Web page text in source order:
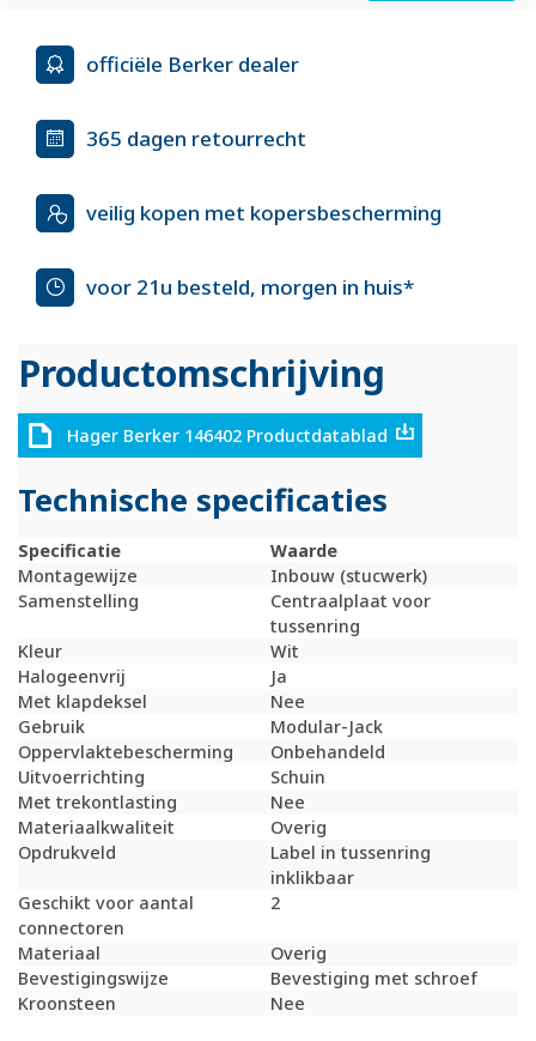
officiële Berker dealer
365 dagen retourrecht
veilig kopen met kopersbescherming
voor 21u besteld, morgen in huis*
Productomschrijving
Hager Berker 146402 Productdatablad
Technische specificaties
Specificatie
Waarde
Montagewijze
Inbouw (stucwerk)
Samenstelling
Centraalplaat voor
tussenring
Kleur
Wit
Halogeenvrij
Ja
Met klapdeksel
Nee
Gebruik
Modular-Jack
Oppervlaktebescherming
Onbehandeld
Uitvoerrichting
Schuin
Met trekontlasting
Nee
Materiaalkwaliteit
Overig
Opdrukveld
Label in tussenring
inklikbaar
Geschikt voor aantal
connectoren
2
Materiaal
Overig
Bevestigingswijze
Bevestiging met schroef
Kroonsteen
Nee